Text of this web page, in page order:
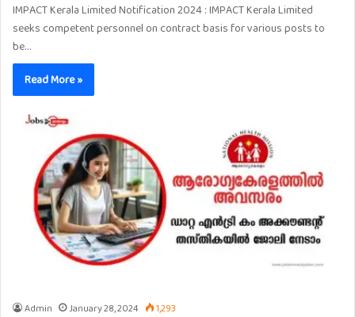
IMPACT Kerala Limited Notification 2024 : IMPACT Kerala Limited
seeks competent personnel on contract basis for various posts to
be…
Read More »
Admin January 28, 2024 1,293